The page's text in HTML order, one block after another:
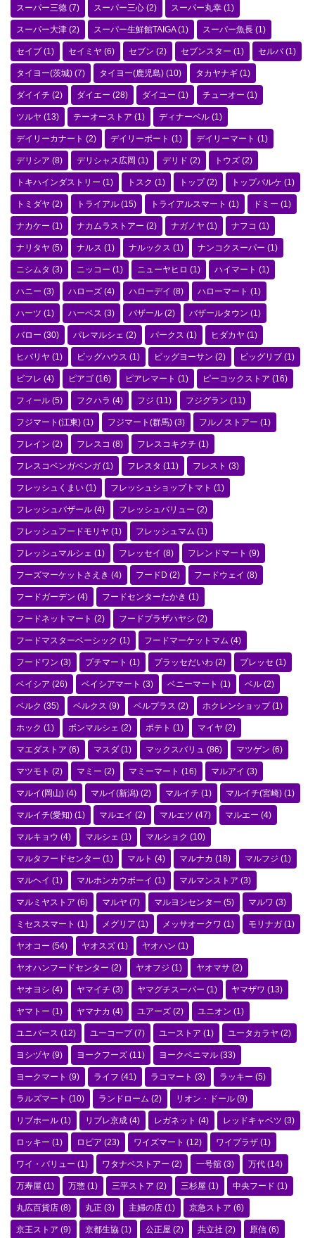
スーパー三徳 (7) スーパー三心 (2) スーパー丸幸 (1)
スーパー大津 (2) スーパー生鮮館TAIGA(1) スーパー魚長 (1)
セイブ (1) セイミヤ (6) セブン (2) セブンスター (1) セルバ(1)
タイヨー(茨城) (7) タイヨー(鹿児島) (10) タカヤナギ (1)
ダイイチ (2) ダイエー (28) ダイユー (1) チューオー (1)
ツルヤ (13) テーオーストア (1) ディナーベル (1)
デイリーカナート (2) デイリーポート (1) デイリーマート (1)
デリシア (8) デリシャス広岡 (1) デリド (2) トウズ (2)
トキハインダストリー (1) トスク (1) トップ(2) トップパルケ (1)
トミダヤ (2) トライアル (15) トライアルスマート (1) ドミー (1)
ナカケー (1) ナカムラストアー (2) ナガノヤ (1) ナフコ (1)
ナリタヤ (5) ナルス (1) ナルックス (1) ナンコクスーパー (1)
ニシムタ (3) ニッコー (1) ニューヤヒロ (1) ハイマート (1)
ハニー (3) ハローズ (4) ハローデイ (8) ハローマート (1)
ハーツ (1) ハーベス (3) バザール (2) バザールタウン (1)
バロー (30) パレマルシェ (2) パークス (1) ヒダカヤ (1)
ヒバリヤ (1) ビッグハウス (1) ビッグヨーサン (2) ビッグリブ (1)
ビフレ (4) ピアゴ (16) ピアレマート (1) ピーコックストア (16)
フィール (5) フクハラ (4) フジ (11) フジグラン (11)
フジマート(江東) (1) フジマート(群馬) (3) フルノストアー (1)
フレイン (2) フレスコ (8) フレスコキクチ (1)
フレスコベンガベンガ (1) フレスタ (11) フレスト (3)
フレッシュくまい (1) フレッシュショップトマト (1)
フレッシュバザール (4) フレッシュバリュー (2)
フレッシュフードモリヤ (1) フレッシュマム (1)
フレッシュマルシェ (1) フレッセイ (8) フレンドマート (9)
フーズマーケットさえき (4) フードD (2) フードウェイ (8)
フードガーデン (4) フードセンターたかき (1)
フードネットマート (2) フードプラザハヤシ (2)
フードマスターベーシック (1) フードマーケットマム (4)
フードワン (3) プチマート (1) プラッセだいわ (2) プレッセ (1)
ベイシア (26) ベイシアマート (3) ベニーマート (1) ベル (2)
ベルク (35) ベルクス (9) ベルプラス (2) ホクレンショップ(1)
ホック (1) ボンマルシェ (2) ポテト (1) マイヤ (2)
マエダストア (6) マスダ (1) マックスバリュ (86) マツゲン (6)
マツモト (2) マミー (2) マミーマート (16) マルアイ (3)
マルイ(岡山) (4) マルイ(新潟) (2) マルイチ (1) マルイチ(宮崎) (1)
マルイチ(愛知) (1) マルエイ (2) マルエツ (47) マルエー (4)
マルキョウ (4) マルシェ (1) マルショク (10)
マルタフードセンター (1) マルト (4) マルナカ (18) マルフジ (1)
マルヘイ (1) マルホンカウボーイ (1) マルマンストア (3)
マルミヤストア (6) マルヤ (7) マルヨシセンター (5) マルワ (3)
ミセススマート (1) メグリア (1) メッサオークワ (1) モリナガ (1)
ヤオコー (54) ヤオスズ (1) ヤオハン (1)
ヤオハンフードセンター (2) ヤオフジ (1) ヤオマサ (2)
ヤオヨシ (4) ヤマイチ (3) ヤマグチスーパー (1) ヤマザワ (13)
ヤマトー (1) ヤマナカ (4) ユアーズ (2) ユニオン (1)
ユニバース (12) ユーコープ(7) ユーストア (1) ユータカラヤ (2)
ヨシヅヤ (9) ヨークフーズ (11) ヨークベニマル (33)
ヨークマート (9) ライフ (41) ラコマート (3) ラッキー (5)
ラルズマート (10) ランドローム (2) リオン・ドール (9)
リブホール (1) リブレ京成 (4) レガネット (4) レッドキャベツ (3)
ロッキー (1) ロピア (23) ワイズマート (12) ワイプラザ (1)
ワイ・バリュー (1) ワタナベストアー (2) 一号舘 (3) 万代 (14)
万寿屋 (1) 万惣 (1) 三平ストア (2) 三杉屋 (1) 中央フード (1)
丸広百貨店 (8) 丸正 (3) 主婦の店 (1) 京急ストア (6)
京王ストア (9) 京都生協 (1) 公正屋 (2) 共立社 (2) 原信 (6)